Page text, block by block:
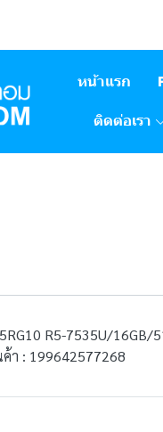
หน้าแรก
ติดต่อเรา
R5-7535U/16GB/
า : 199642577268